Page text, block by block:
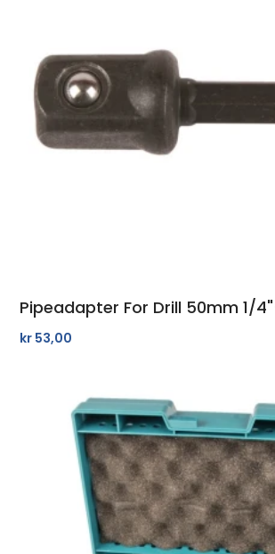
Pipeadapter For Drill 50mm 1/
kr 53,00